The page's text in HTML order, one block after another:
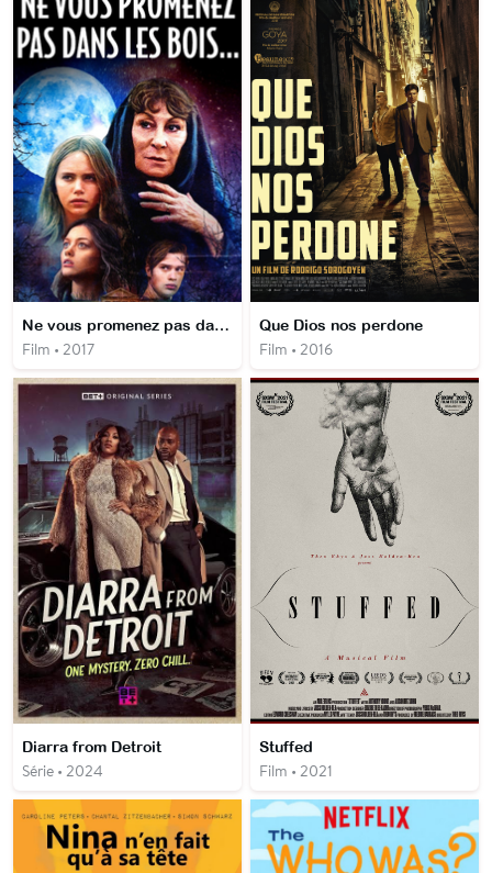
Ne vous promenez pas dans les bois
Film • 2017
Que Dios nos perdone
Film • 2016
Diarra from Detroit
Série • 2024
Stuffed
Film • 2021